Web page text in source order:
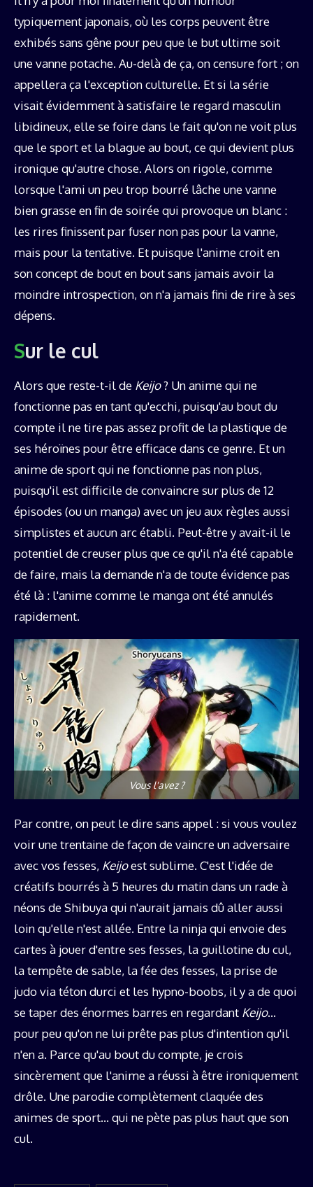
typiquement japonais, où les corps peuvent être
exhibés sans gêne pour peu que le but ultime soit
une vanne potache. Au-delà de ça, on censure fort ; on
appellera ça l'exception culturelle. Et si la série
visait évidemment à satisfaire le regard masculin
libidineux, elle se foire dans le fait qu'on ne voit plus
que le sport et la blague au bout, ce qui devient plus
ironique qu'autre chose. Alors on rigole, comme
lorsque l'ami un peu trop bourré lâche une vanne
bien grasse en fin de soirée qui provoque un blanc :
les rires finissent par fuser non pas pour la vanne,
mais pour la tentative. Et puisque l'anime croit en
son concept de bout en bout sans jamais avoir la
moindre introspection, on n'a jamais fini de rire à ses
dépens.
Sur le cul
Alors que reste-t-il de Keijo? Un anime qui ne
fonctionne pas en tant qu'ecchi, puisqu'au bout du
compte il ne tire pas assez profit de la plastique de
ses héroïnes pour être efficace dans ce genre. Et un
anime de sport qui ne fonctionne pas non plus,
puisqu'il est difficile de convaincre sur plus de 12
épisodes (ou un manga) avec un jeu aux règles aussi
simplistes et aucun arc établi. Peut-être y avait-il le
potentiel de creuser plus que ce qu'il n'a été capable
de faire, mais la demande n'a de toute évidence pas
été là : l'anime comme le manga ont été annulés
rapidement.
Vous l'avez ?
Par contre, on peut le dire sans appel : si vous voulez
voir une trentaine de façon de vaincre un adversaire
avec vos fesses, Keijoest sublime. C'est l'idée de
créatifs bourrés à 5 heures du matin dans un rade à
néons de Shibuya qui n'aurait jamais dû aller aussi
loin qu'elle n'est allée. Entre la ninja qui envoie des
cartes à jouer d'entre ses fesses, la guillotine du cul,
la tempête de sable, la fée des fesses, la prise de
judo via téton durci et les hypno-boobs, il y a de quoi
se taper des énormes barres en regardant Keijo…
pour peu qu'on ne lui prête pas plus d'intention qu'il
n'en a. Parce qu'au bout du compte, je crois
sincèrement que l'anime a réussi à être ironiquement
drôle. Une parodie complètement claquée des
animes de sport… qui ne pète pas plus haut que son
cul.